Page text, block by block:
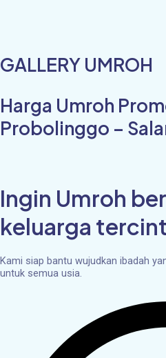
GALLERY UMROH
Harga Umroh
Probolinggo –
Ingin Umroh
keluarga
Kami siap bantu wujudkan ibadah
untuk semua usia.